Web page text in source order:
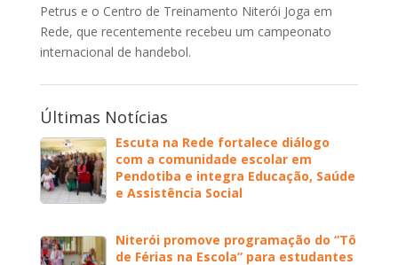
Petrus e o Centro de Treinamento Niterói Joga em
Rede, que recentemente recebeu um campeonato
internacional de handebol.
Últimas Notícias
Escuta na Rede fortalece diálogo
com a comunidade escolar em
Pendotiba e integra Educação, Saúde
e Assistência Social
Niterói promove programação do “Tô
de Férias na Escola” para estudantes